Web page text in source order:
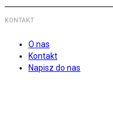
KONTAKT
O nas
Kontakt
Napisz do nas